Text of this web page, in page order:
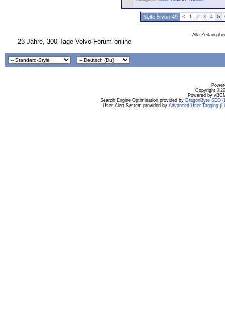
Seite 5 von 49 < 1 2 3 4 5
Alle
23 Jahre, 300 Tage Volvo-Forum online
Copyright
Powered by
Search Engine Optimisation provided by DragonByte SEO
User Alert System provided by Advanced User Tagging